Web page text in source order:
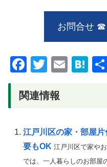
お問合せ ☎
F
c
b
o
o
T
tt
E
H
a
関連情報
江戸川区の家・部屋
要もOK 江戸川区で家や
では、一人暮らしのお部屋